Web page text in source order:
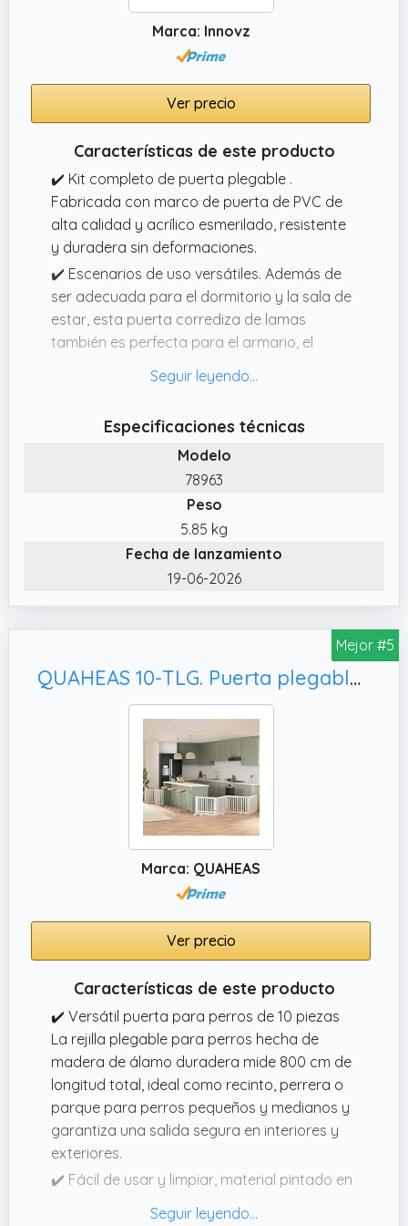
Marca: Innovz
Ver precio
Características de este producto
✔️ Kit completo de puerta plegable .
Fabricada con marco de puerta de PVC de
alta calidad y acrílico esmerilado, resistente
y duradera sin deformaciones.
✔️ Escenarios de uso versátiles. Además de
ser adecuada para el dormitorio y la sala de
estar, esta puerta corrediza de lamas
también es perfecta para el armario, el
entrada, brindando privacidad al mismo
su hogar.
✔️ Puerta de cierre magnético . Nuestra
puerta de acordeón interna está equipada
con un dispositivo de cierre magnético, que
se puede plegar fácilmente y mantener
firmemente cerrado, al mismo tiempo que
evita que los mosquitos, ratones y otros
múltiples pliegues puede bloquear los humos
de la cocina que vuelan alrededor;
dormitorio; mantiene la separación húmeda
y seca en el baño; y organiza la pérdida de
aire caliente o frío.
✔️ Fácil de instalar y limpiar. La mampara de
cortina retráctil para puerta es muy fácil de
instalar, mida la altura y el ancho del marco
de su puerta varias veces y tome el valor
Especificaciones técnicas
Modelo
78963
Peso
5.85 kg
Fecha de lanzamiento
19-06-2026
Mejor #5
QUAHEAS 10-TLG. Puerta plegable de madera de álamo blanca de 800 cm de largo con puerta, protección segura en interiores y exteriores
Marca: QUAHEAS
Ver precio
Características de este producto
✔️ Versátil puerta para perros de 10 piezas
La rejilla plegable para perros hecha de
madera de álamo duradera mide 800 cm de
longitud total, ideal como recinto, perrera o
parque para perros pequeños y medianos y
garantiza una salida segura en interiores y
exteriores.
✔️ Fácil de usar y limpiar, material pintado en